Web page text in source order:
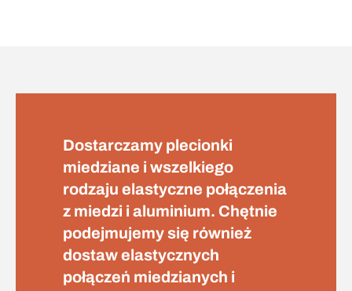
Dostarczamy plecionki
miedziane i wszelkiego
rodzaju elastyczne połączenia
z miedzi i aluminium. Chętnie
podejmujemy się również
dostaw elastycznych
połączeń miedzianych i